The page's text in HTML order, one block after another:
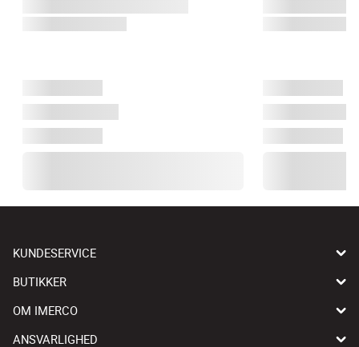
KUNDESERVICE
BUTIKKER
OM IMERCO
ANSVARLIGHED